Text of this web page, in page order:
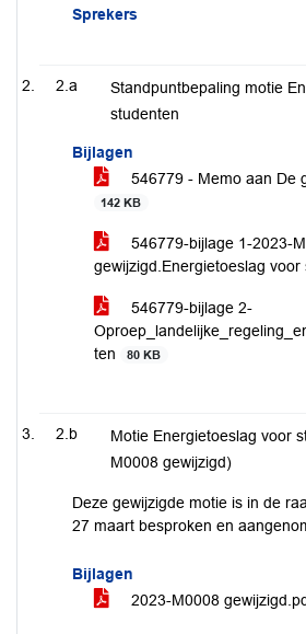
Sprekers
2.a
Standpuntbepaling motie
studenten
Bijlagen
546779 - Memo aan De
142 KB
546779-bijlage 1-2023-
gewijzigd.Energietoeslag voor
546779-bijlage 2-
ten
80 KB
2.b
Motie Energietoeslag voor
M0008 gewijzigd)
Deze gewijzigde motie is in de
27 maart besproken en
Bijlagen
2023-M0008